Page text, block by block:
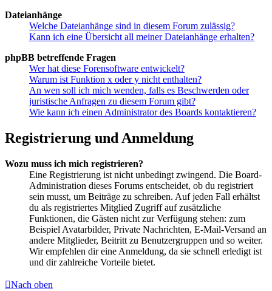
Dateianhänge
Welche Dateianhänge sind in diesem Forum zulässig?
Kann ich eine Übersicht all meiner Dateianhänge erhalten?
phpBB betreffende Fragen
Wer hat diese Forensoftware entwickelt?
Warum ist Funktion x oder y nicht enthalten?
An wen soll ich mich wenden, falls es Beschwerden oder
juristische Anfragen zu diesem Forum gibt?
Wie kann ich einen Administrator des Boards kontaktieren?
Registrierung und Anmeldung
Wozu muss ich mich registrieren?
Eine Registrierung ist nicht unbedingt zwingend. Die Board-
Administration dieses Forums entscheidet, ob du registriert
sein musst, um Beiträge zu schreiben. Auf jeden Fall erhältst
du als registriertes Mitglied Zugriff auf zusätzliche
Funktionen, die Gästen nicht zur Verfügung stehen: zum
Beispiel Avatarbilder, Private Nachrichten, E-Mail-Versand an
andere Mitglieder, Beitritt zu Benutzergruppen und so weiter.
Wir empfehlen dir eine Anmeldung, da sie schnell erledigt ist
und dir zahlreiche Vorteile bietet.
Nach oben